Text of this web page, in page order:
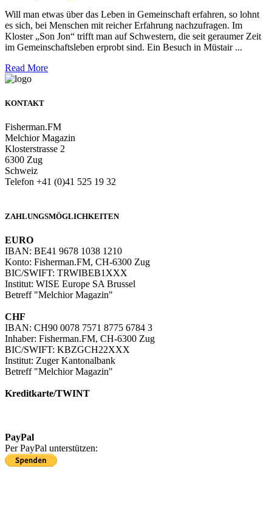
Will man etwas über das Leben in Gemeinschaft erfahren, so lohnt
es sich, bei Menschen mit reicher Erfahrung nachzufragen. Im
Kloster „Son Jon“ trifft man auf Schwestern, die seit geraumer Zeit
im Gemeinschaftsleben erprobt sind. Ein Besuch in Müstair ...
Read More
KONTAKT
Fisherman.FM
Melchior Magazin
Klosterstrasse 2
6300 Zug
Schweiz
Telefon +41 (0)41 525 19 32
ZAHLUNGSMÖGLICHKEITEN
EURO
IBAN: BE41 9678 1038 1210
Konto: Fisherman.FM, CH-6300 Zug
BIC/SWIFT: TRWIBEB1XXX
Institut: WISE Europe SA Brussel
Betreff "Melchior Magazin"
CHF
IBAN: CH90 0078 7571 8775 6784 3
Inhaber: Fisherman.FM, CH-6300 Zug
BIC/SWIFT: KBZGCH22XXX
Institut: Zuger Kantonalbank
Betreff "Melchior Magazin"
Kreditkarte/TWINT
PayPal
Per PayPal unterstützen: